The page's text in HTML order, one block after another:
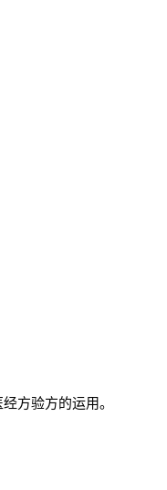
方验方的运用。